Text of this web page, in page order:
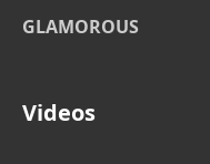
GLAMOROUS
Videos